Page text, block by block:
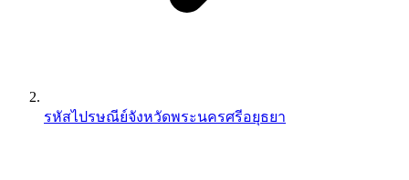
รหัสไปรษณีย์จังหวัดพระนครศรีอยุธยา